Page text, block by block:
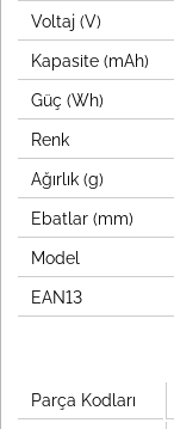
Voltaj (V)
Kapasite (mAh)
Güç (Wh)
Renk
Ağırlık (g)
Ebatlar (mm)
Model
EAN13
Parça Kodları